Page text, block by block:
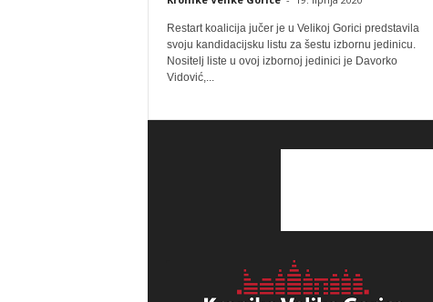
Restart koalicija jučer je u Velikoj Gorici predstavila
svoju kandidacijsku listu za šestu izbornu jedinicu.
Nositelj liste u ovoj izbornoj jedinici je Davorko
Vidović,...